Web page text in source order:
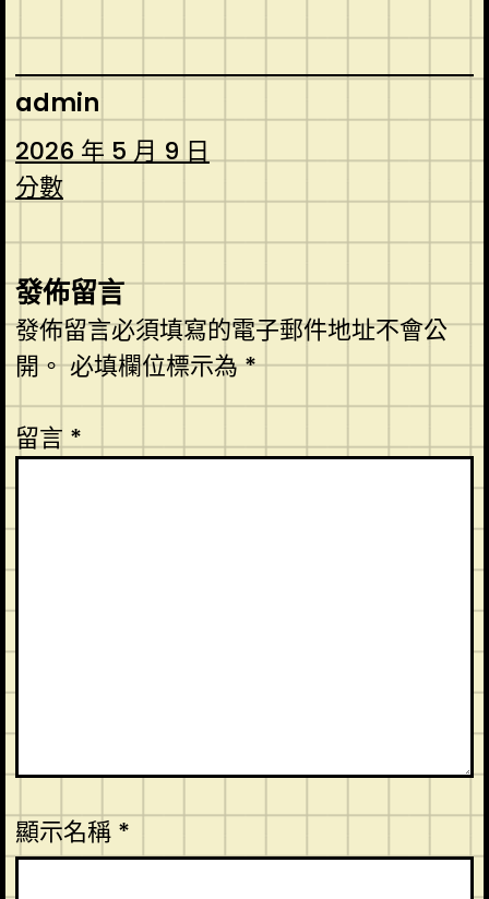
admin
2026 年 5 月 9 日
分數
發佈留言
發佈留言必須填寫的電子郵件地址不會公
開。必填欄位標示為*
留言*
顯示名稱 *